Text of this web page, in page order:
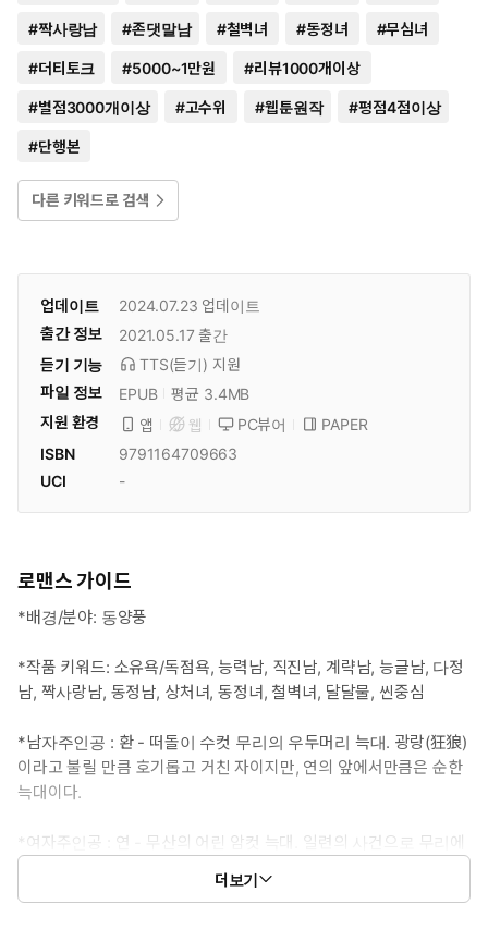
#짝사랑남 #존댓말남 #철벽녀 #동정녀 #무심녀
#더티토크 #5000~1만원 #리뷰1000개이상
#별점3000개이상 #고수위 #웹툰원작 #평점4점이상
#단행본
다른 키워드로 검색
업데이트 2024.07.23 업데이트
출간 정보
2021.05.17 출간
듣기 기능
TTS(듣기) 지원
파일 정보
EPUB
평균 3.4MB
지원 환경
앱 웹 PC뷰어
PAPER
ISBN
9791164709663
UCI
-
로맨스 가이드
*배경/분야: 동양풍
*작품 키워드: 소유욕/독점욕, 능력남, 직진남, 계략남, 능글남, 다정
남, 짝사랑남, 동정남, 상처녀, 동정녀, 철벽녀, 달달물, 씬중심
*남자주인공 : 환 - 떠돌이 수컷 무리의 우두머리 늑대. 광랑(狂狼)
이라고 불릴 만큼 호기롭고 거친 자이지만, 연의 앞에서만큼은 순한
늑대이다.
*여자주인공 : 연 - 무산의 어린 암컷 늑대. 일련의 사건으로 무리에
서 쫓겨나 떠도는 신세가 된다. 산속에서 초가를 발견 후 머무르다
가 초가의 주인인 환을 만난다.
더보기